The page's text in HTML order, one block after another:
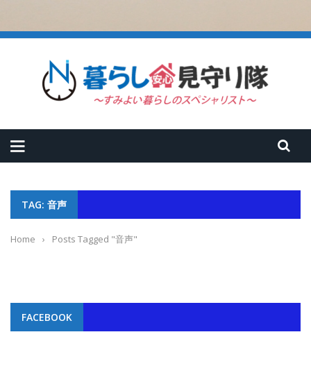
TAG: 音声
Home › Posts Tagged "音声"
FACEBOOK